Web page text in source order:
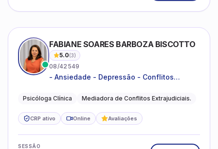
FABIANE SOARES BARBOZA BISCOTTO
5.0(3)
08/42549
- Ansiedade - Depressão - Conflitos
relacionamentos - Autoestima -
Psicóloga Clínica Mediadora de Conflitos Extrajudiciais.
CRP ativo Online Avaliações
SESSÃO